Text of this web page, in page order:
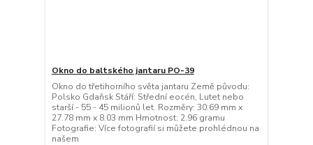
Okno do baltského jantaru PO-39
Okno do třetihorního světa jantaru Země původu:
Polsko Gdaňsk Stáří: Střední eocén, Lutet nebo
starší - 55 - 45 milionů let. Rozměry: 30.69 mm x
27.78 mm x 8.03 mm Hmotnost: 2.96 gramu
Fotografie: Více fotografií si můžete prohlédnou na
našem